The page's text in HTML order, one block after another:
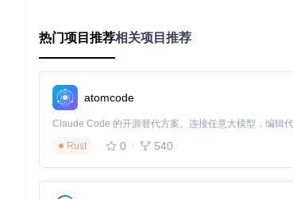
这个过程可能需要几分钟时间，耐心等待安装完成
4. 启动开发服务器
热门项目推荐相关项目推荐
atomcode
Rust
0 540